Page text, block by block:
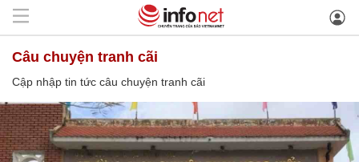
câu chuyện tranh cãi
Cập nhập tin tức câu chuyện tranh cãi